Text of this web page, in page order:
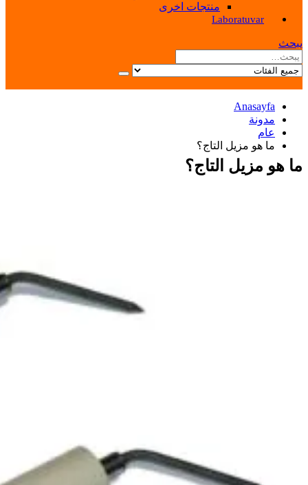
منتجات اخرى
Laboratuvar
يبحث
Anasayfa
مدونة
عام
ما هو مزيل التاج؟
ما هو مزيل التاج؟